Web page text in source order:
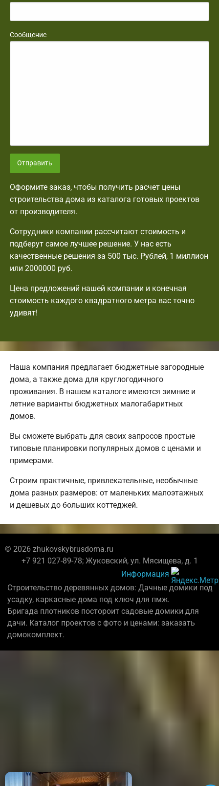
Сообщение
Отправить
Оформите заказ, чтобы получить расчет цены
строительства дома из каталога готовых проектов
от производителя.
Сотрудники компании рассчитают стоимость и
подберут самое лучшее решение. У нас есть
качественные решения за 500 тыс. Рублей, 1 миллион
или 2000000 руб.
Цена предложений нашей компании и конечная
стоимость каждого квадратного метра вас точно
удивят!
Наша компания предлагает бюджетные загородные
дома, а также дома для круглогодичного
проживания. В нашем каталоге имеются зимние и
летние варианты бюджетных малогабаритных
домов.
Вы сможете выбрать для своих запросов простые
типовые планировки популярных домов с ценами и
примерами.
Строим практичные, привлекательные, необычные
дома разных размеров: от маленьких малоэтажных
и дешевых до больших коттеджей.
© 2026 zhukovskybrusdoma.ru
+7 921 027-89-78; Жуковский, ул. Мясищева, д. 1
Информация
Строительство деревянных домов: Дачные домики под
усадку, каркасные дома под ключ для пмж.
Бригада плотников постороит садовые домики для
дачи. Каталог проектов с фото и ценами: заказать
домокомплект.